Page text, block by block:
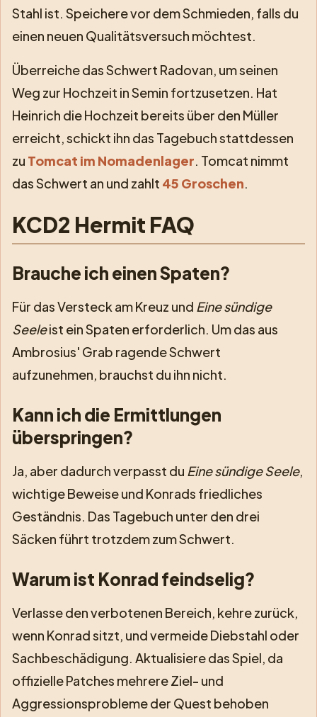
Stahl ist. Speichere vor dem Schmieden, falls du
einen neuen Qualitätsversuch möchtest.
Überreiche das Schwert Radovan, um seinen
Weg zur Hochzeit in Semin fortzusetzen. Hat
Heinrich die Hochzeit bereits über den Müller
erreicht, schickt ihn das Tagebuch stattdessen
zu Tomcat im Nomadenlager. Tomcat nimmt
das Schwert an und zahlt 45 Groschen.
KCD2 Hermit FAQ
Brauche ich einen Spaten?
Für das Versteck am Kreuz und Eine sündige
Seeleist ein Spaten erforderlich. Um das aus
Ambrosius' Grab ragende Schwert
aufzunehmen, brauchst du ihn nicht.
Kann ich die Ermittlungen
überspringen?
Ja, aber dadurch verpasst du Eine sündige Seele,
wichtige Beweise und Konrads friedliches
Geständnis. Das Tagebuch unter den drei
Säcken führt trotzdem zum Schwert.
Warum ist Konrad feindselig?
Verlasse den verbotenen Bereich, kehre zurück,
wenn Konrad sitzt, und vermeide Diebstahl oder
Sachbeschädigung. Aktualisiere das Spiel, da
offizielle Patches mehrere Ziel- und
Aggressionsprobleme der Quest behoben